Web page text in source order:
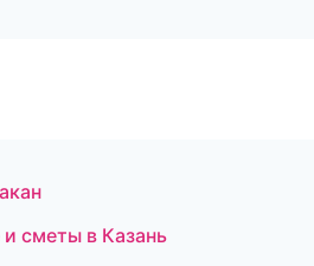
сметы в Казань